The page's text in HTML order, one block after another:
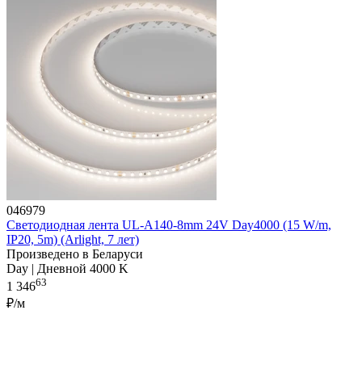
046979
Светодиодная лента UL-A140-8mm 24V Day4000 (15 W/m,
IP20, 5m) (Arlight, 7 лет)
Произведено в Беларуси
Day | Дневной 4000 K
1 34663
₽/м